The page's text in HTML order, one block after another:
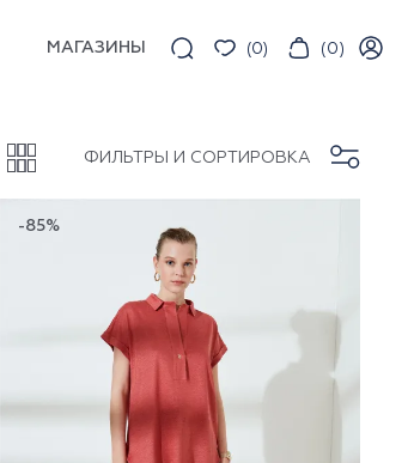
МАГАЗИНЫ (0) (0)
ФИЛЬТРЫ И СОРТИРОВКА
-85%